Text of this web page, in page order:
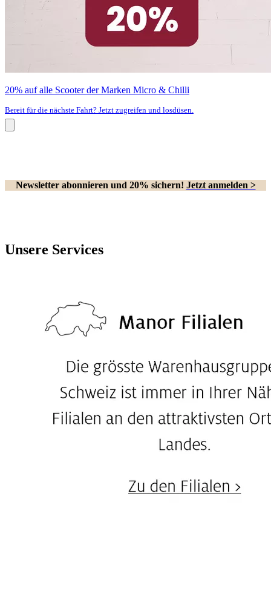
20% auf alle Scooter der Marken Micro & Chilli
Bereit für die nächste Fahrt? Jetzt zugreifen und losdüsen.
Newsletter abonnieren und 20% sichern! Jetzt anmelden >
Unsere Services